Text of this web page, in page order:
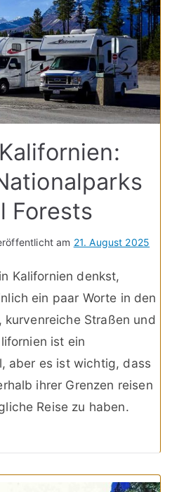
Forests
am 21. August 2025
Kalifornien denkst,
ein paar Worte in den
kurvenreiche Straßen und
ist ein
aber es ist wichtig, dass
ihrer Grenzen reisen
Reise zu haben.